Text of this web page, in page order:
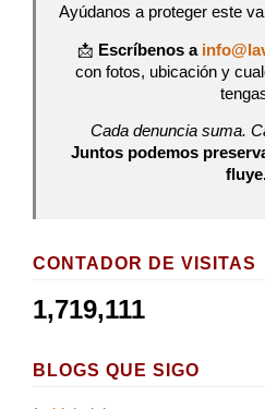
Ayúdanos a proteger este
📩 Escríbenos a
con fotos, ubicación y
Cada denuncia suma.
Juntos podemos
CONTADOR DE VISITAS
1,719,111
BLOGS QUE SIGO